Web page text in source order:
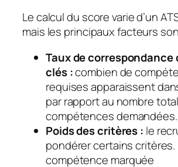
Le calcul du score varie d’un
mais les principaux facteurs
Taux de correspondance
clés :combien de
requises apparaissent
par rapport au nombre
compétences demandées.
Poids des critères : le
pondérer certains critères.
compétence marquée